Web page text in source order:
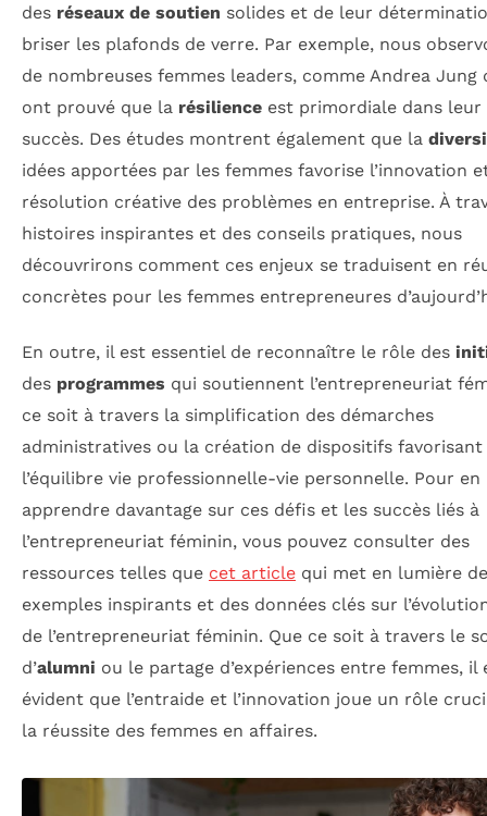
des réseaux de soutien solides et de leur
briser les plafonds de verre. Par exemple, nous
de nombreuses femmes leaders, comme Andrea Jung
ont prouvé que la résilience est primordiale dans leur
succès. Des études montrent également que la
idées apportées par les femmes favorise l’innovation
résolution créative des problèmes en entreprise. À
histoires inspirantes et des conseils pratiques, nous
découvrirons comment ces enjeux se traduisent en
concrètes pour les femmes entrepreneures
En outre, il est essentiel de reconnaître le rôle des
des programmes qui soutiennent l’entrepreneuriat
ce soit à travers la simplification des démarches
administratives ou la création de dispositifs favorisant
l’équilibre vie professionnelle-vie personnelle. Pour en
apprendre davantage sur ces défis et les succès liés à
l’entrepreneuriat féminin, vous pouvez consulter des
ressources telles que cet article qui met en lumière
exemples inspirants et des données clés sur
de l’entrepreneuriat féminin. Que ce soit à travers le
d’alumni ou le partage d’expériences entre femmes, il
évident que l’entraide et l’innovation joue un rôle
la réussite des femmes en affaires.